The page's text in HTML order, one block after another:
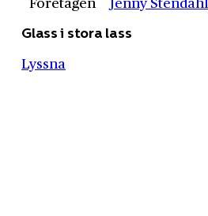
Glass i stora lass
Lyssna